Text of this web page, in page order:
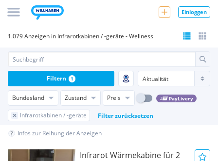
Einloggen
1.079 Anzeigen in Infrarotkabinen / -geräte - Wellness
Bundesland Zustand Preis PayLivery
Infrarotkabinen / -geräte Filter zurücksetzen
Filtern 1
Infos zur Reihung der Anzeigen
Infrarot Wärmekabine für 2